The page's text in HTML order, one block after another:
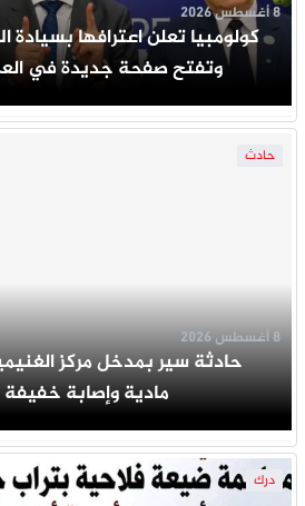
كولومبيا تعلن اعترافها
وتفتح صفحة جديدة في
8 أغسطس 2026
حادث
حادثة سير بمدخل مركز
مادية وإصابة
8 أغسطس 2026
درك